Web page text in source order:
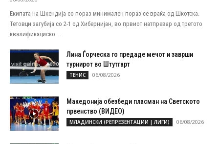
Екипата на Шкендија со пораз минимален пораз се враќа од Шкотска.
Тетовци загубија со 2-1 од Хибернијан, во првиот натпревар од третото
квалификациско...
Лина Ѓорческа го предаде мечот и заврши
турнирот во Штутгарт
ТЕНИС 06/08/2026
Македонија обезбеди пласман на Светското
првенство (ВИДЕО)
МЛАДИНСКИ (РЕПРЕЗЕНТАЦИИ | ЛИГИ) 06/08/2026